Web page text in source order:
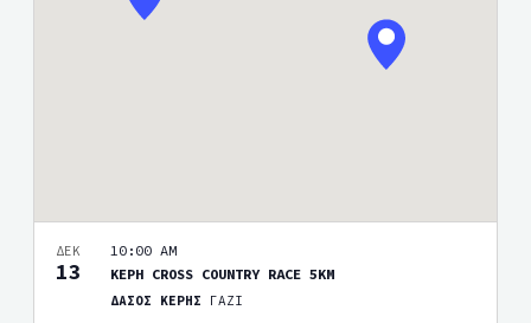
ΔΕΚ
13
10:00 AM
ΚΕΡΗ CROSS COUNTRY RACE 5KM
ΔΑΣΟΣ ΚΕΡΗΣ ΓΑΖΙ